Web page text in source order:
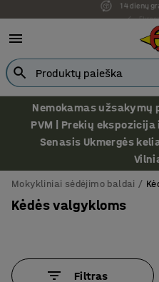
Nemokamas užsakymų
PVM | Prekių
Senasis Ukmergės
Mokykliniai sėdėjimo baldai
Kėdės valgykloms
Filtras